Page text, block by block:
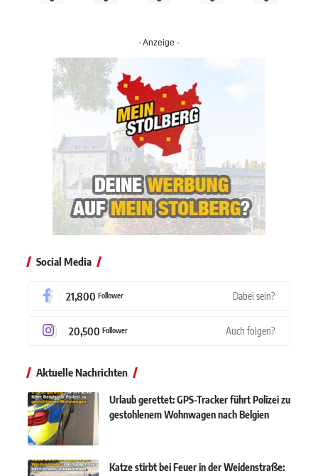
- Anzeige -
Social Media
21,800 Follower Dabei sein?
20,500 Follower Auch folgen?
Aktuelle Nachrichten
Urlaub gerettet: GPS-Tracker führt Polizei zu
gestohlenem Wohnwagen nach Belgien
Katze stirbt bei Feuer in der Weidenstraße: